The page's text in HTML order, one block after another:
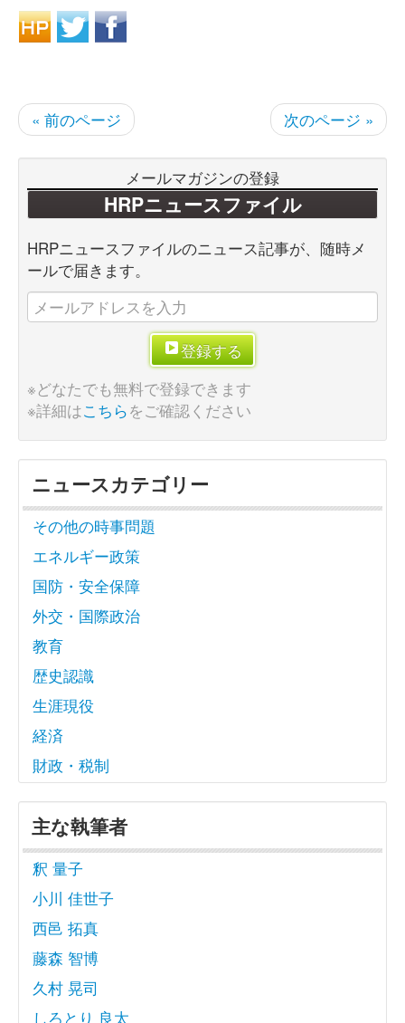
« 前のページ 次のページ »
メールマガジンの登録
HRPニュースファイル
HRPニュースファイルのニュース記事が、随時メ
ールで届きます。
登録する
※どなたでも無料で登録できます
※詳細はこちらをご確認ください
ニュースカテゴリー
その他の時事問題
エネルギー政策
国防・安全保障
外交・国際政治
教育
歴史認識
生涯現役
経済
財政・税制
主な執筆者
釈 量子
小川 佳世子
西邑 拓真
藤森 智博
久村 晃司
しろとり 良太